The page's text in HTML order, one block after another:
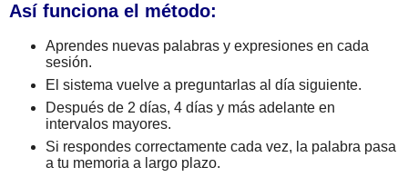
Así funciona el método:
Aprendes nuevas palabras y expresiones en cada
sesión.
El sistema vuelve a preguntarlas al día siguiente.
Después de 2 días, 4 días y más adelante en
intervalos mayores.
Si respondes correctamente cada vez, la palabra pasa
a tu memoria a largo plazo.